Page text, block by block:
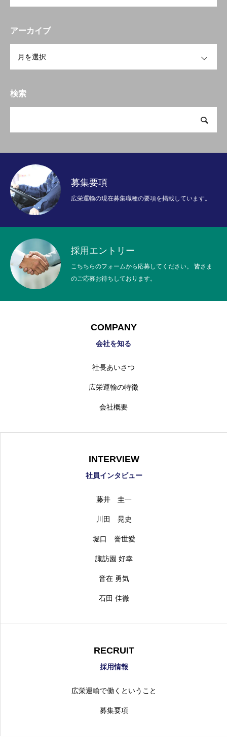
COMPANY
NEWS
個人情報保護方針
アーカイブ
検索
募集要項
広栄運輸の現在募集職種の要項を掲載しています。
採用エントリー
こちちらのフォームから応募してください。 皆さま
のご応募お待ちしております。
COMPANY
会社を知る
社長あいさつ
広栄運輸の特徴
会社概要
INTERVIEW
社員インタビュー
藤井 圭一
川田 晃史
堀口 誉世愛
諏訪園 好幸
音在 勇気
石田 佳徹
RECRUIT
採用情報
広栄運輸で働くということ
募集要項